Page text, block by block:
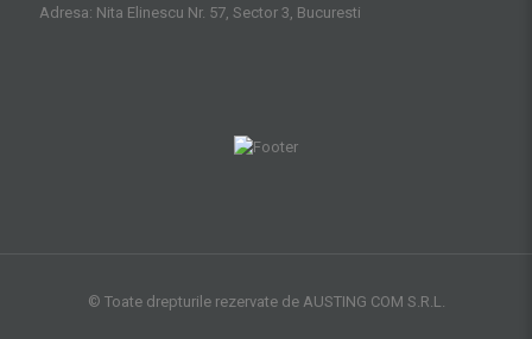
Adresa: Nita Elinescu Nr. 57, Sector 3, Bucuresti
© Toate drepturile rezervate de AUSTING COM S.R.L.